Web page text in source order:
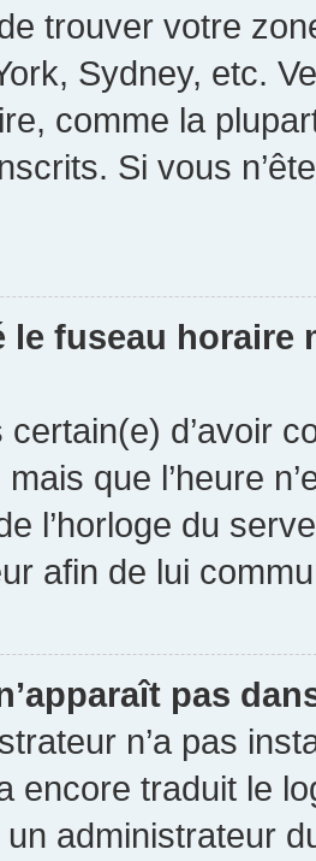
trouver votre
Sydney, etc.
comme la
Si vous
le fuseau horaire
certain(e) d’avoir
mais que l’heure
l’horloge du
afin de lui
pas
n’a pas
encore traduit le
administrateur